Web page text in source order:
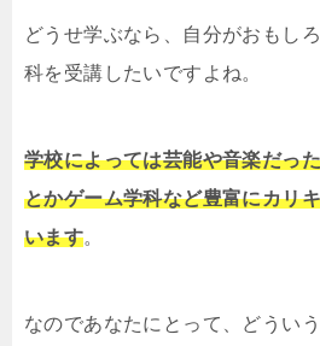
どうせ学ぶなら、自分がおもし
科を受講したいですよね。
学校によっては芸能や音楽だっ
とかゲーム学科など豊富にカリ
います。
なのであなたにとって、どうい